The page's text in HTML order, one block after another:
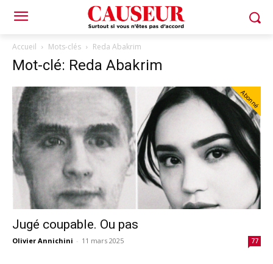
Accueil Mots-clés Reda Abakrim
Mot-clé: Reda Abakrim
Abonné
Jugé coupable. Ou pas
Olivier Annichini - 11 mars 2025 77